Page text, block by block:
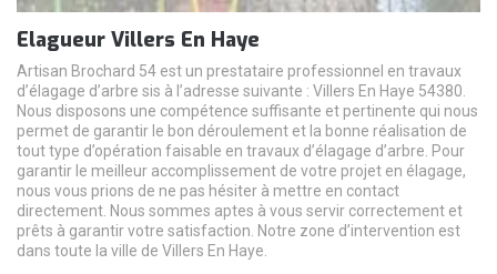
Elagueur Villers En Haye
Artisan Brochard 54 est un prestataire professionnel en travaux
d’élagage d’arbre sis à l’adresse suivante : Villers En Haye 54380.
Nous disposons une compétence suffisante et pertinente qui nous
permet de garantir le bon déroulement et la bonne réalisation de
tout type d’opération faisable en travaux d’élagage d’arbre. Pour
garantir le meilleur accomplissement de votre projet en élagage,
nous vous prions de ne pas hésiter à mettre en contact
directement. Nous sommes aptes à vous servir correctement et
prêts à garantir votre satisfaction. Notre zone d’intervention est
dans toute la ville de Villers En Haye.